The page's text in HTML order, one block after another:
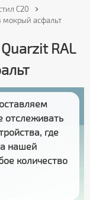
С20
мокрый асфальт
RAL
отслеживать
где
нашей
количество